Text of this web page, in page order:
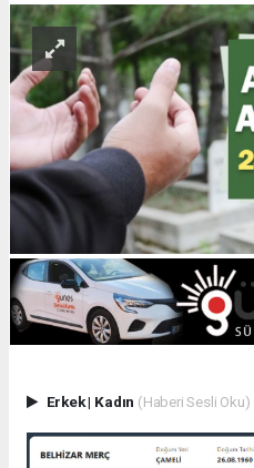
Erkek| Kadın (Haberi Sesli Oku)